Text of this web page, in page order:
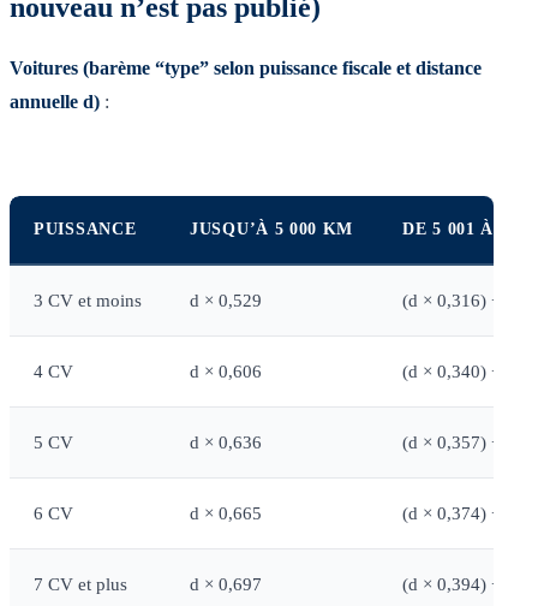
nouveau n’est pas publié)
Voitures (barème “type” selon puissance fiscale et distance
annuelle d) :
PUISSANCE JUSQU’À 5 000 KM DE 5 001 À 20
3 CV et moins d × 0,529 (d × 0,316) + 1
4 CV d × 0,606 (d × 0,340) + 1
5 CV d × 0,636 (d × 0,357) + 1
6 CV d × 0,665 (d × 0,374) + 1
7 CV et plus d × 0,697 (d × 0,394) + 1